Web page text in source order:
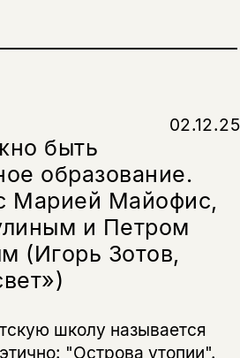
быть
образование.
Марией Майофис,
и Петром
(Игорь Зотов,
02.12.25
школу называется
"Острова утопии".
ВконтактеТелеграм Дзен
да
назад